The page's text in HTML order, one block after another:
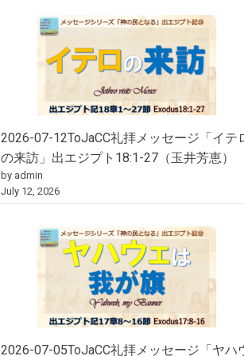
2026-07-12ToJaCC礼拝メッセージ「イテ
の来訪」出エジプト18:1-27（玉井芳恵）
by admin
July 12, 2026
2026-07-05ToJaCC礼拝メッセージ「ヤハ